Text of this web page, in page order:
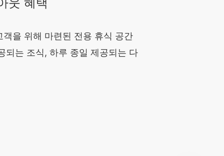
을 위해 마련된 전용 휴식 공간
되는 조식, 하루 종일 제공되는 다